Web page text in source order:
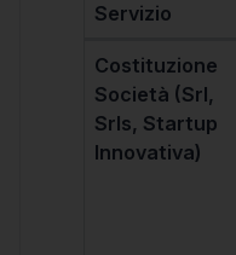
Servizio
Costituzione
Società (Srl,
Srls, Startup
Innovativa)